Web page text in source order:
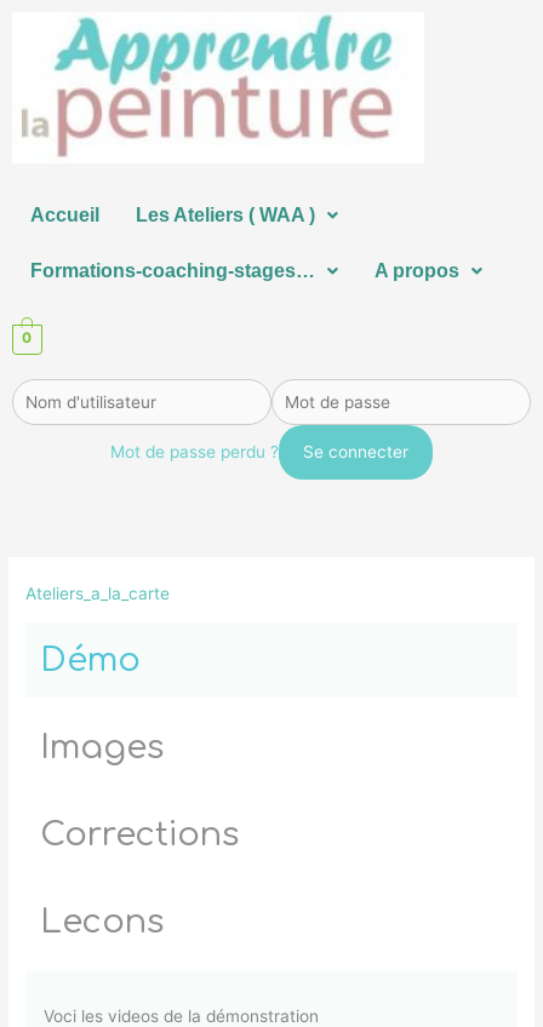
contenu
Accueil Les Ateliers ( WAA )
Formations-coaching-stages… A propos
0
Mot de passe perdu ?
Ateliers_a_la_carte
Démo
Images
Corrections
Lecons
Voci les videos de la démonstration